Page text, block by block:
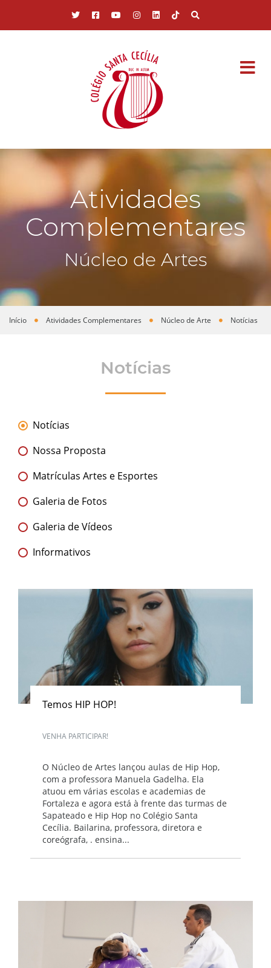
Atividades
Complementares
Núcleo de Artes
Você está aqui
Início Atividades Complementares Núcleo de Arte Notícias
Notícias
Notícias
Nossa Proposta
Matrículas Artes e Esportes
Galeria de Fotos
Galeria de Vídeos
Informativos
Temos HIP HOP!
VENHA PARTICIPAR!
O Núcleo de Artes lançou aulas de Hip Hop,
com a professora Manuela Gadelha. Ela
atuou em várias escolas e academias de
Fortaleza e agora está à frente das turmas de
Sapateado e Hip Hop no Colégio Santa
Cecília. Bailarina, professora, diretora e
coreógrafa, . ensina...